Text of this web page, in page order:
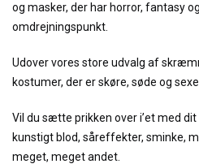
og masker, der har horror, fantasy
omdrejningspunkt.
Udover vores store udvalg af
kostumer, der er skøre, søde og
Vil du sætte prikken over i’et med
kunstigt blod, såreffekter, sminke,
meget, meget andet.